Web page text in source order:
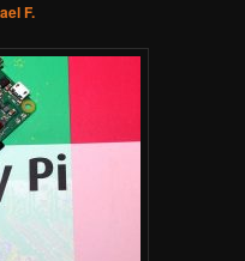
F.